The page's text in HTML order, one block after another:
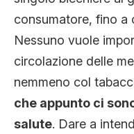
consumatore, fino a
Nessuno vuole
circolazione delle
nemmeno col
che appunto ci
salute. Dare a